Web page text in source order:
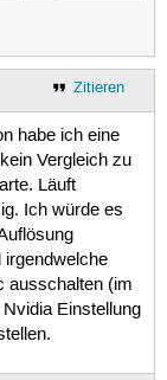
Zitieren
habe ich eine
Vergleich zu
Läuft
Ich würde es
irgendwelche
ausschalten (im
Einstellung